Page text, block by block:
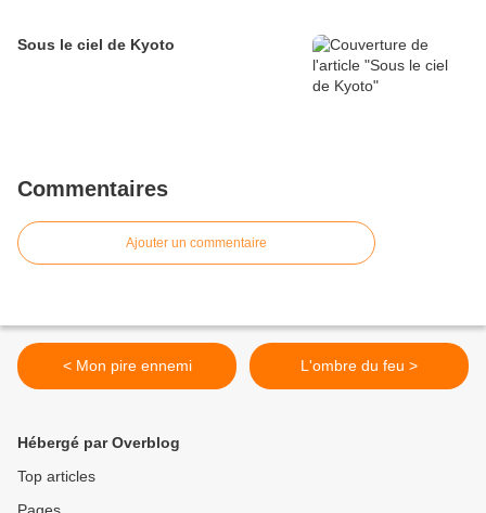
Sous le ciel de Kyoto
Commentaires
Ajouter un commentaire
< Mon pire ennemi L'ombre du feu >
Hébergé par Overblog
Top articles